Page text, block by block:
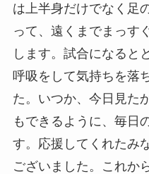
は上半身だけでなく足
って、遠くまでまっす
します。試合になると
呼吸をして気持ちを落
た。いつか、今日見た
もできるように、毎日
す。応援してくれたみ
ございました。これか